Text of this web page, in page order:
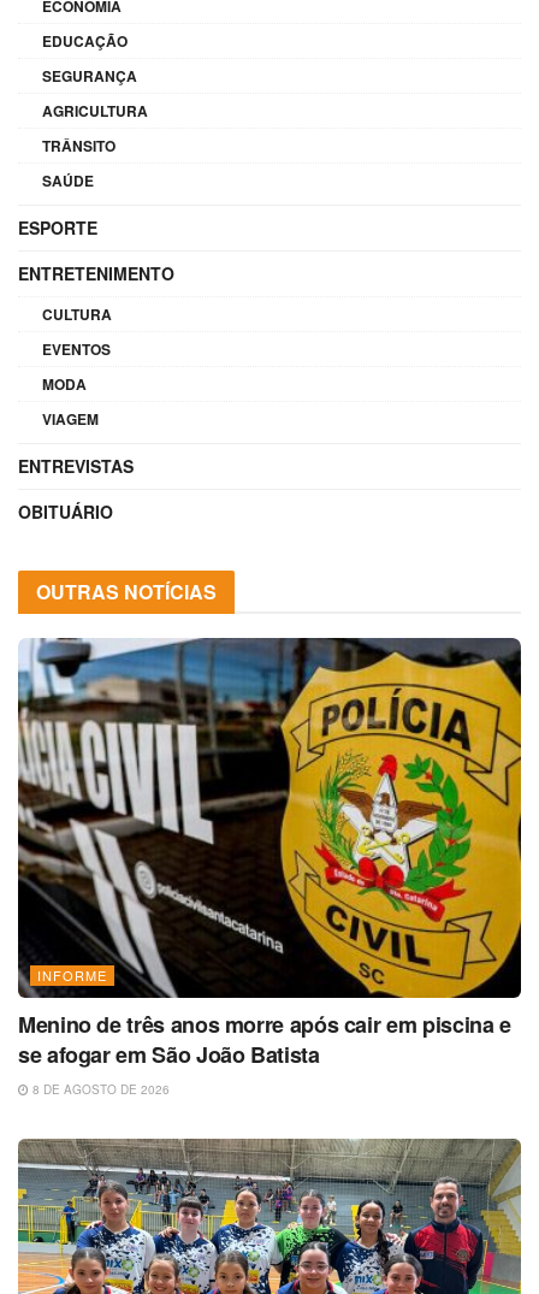
ECONOMIA
EDUCAÇÃO
SEGURANÇA
AGRICULTURA
TRÂNSITO
SAÚDE
ESPORTE
ENTRETENIMENTO
CULTURA
EVENTOS
MODA
VIAGEM
ENTREVISTAS
OBITUÁRIO
OUTRAS NOTÍCIAS
INFORME
Menino de três anos morre após cair em piscina e
se afogar em São João Batista
8 DE AGOSTO DE 2026